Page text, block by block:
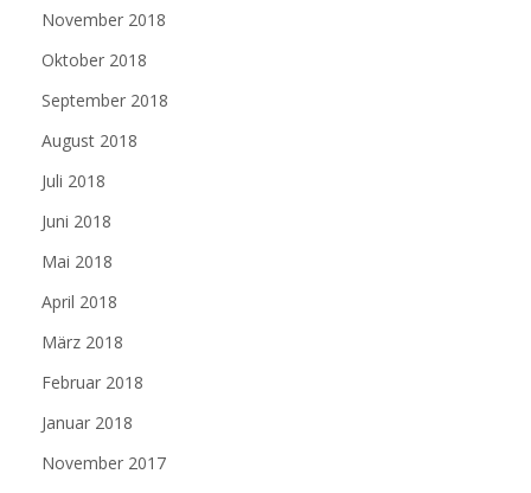
November 2018
Oktober 2018
September 2018
August 2018
Juli 2018
Juni 2018
Mai 2018
April 2018
März 2018
Februar 2018
Januar 2018
November 2017